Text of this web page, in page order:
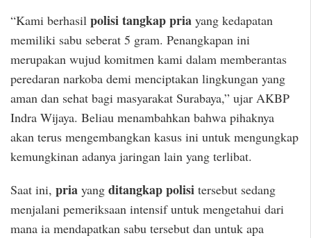
“Kami berhasil polisi tangkap pria yang kedapatan
memiliki sabu seberat 5 gram. Penangkapan ini
merupakan wujud komitmen kami dalam memberantas
peredaran narkoba demi menciptakan lingkungan yang
aman dan sehat bagi masyarakat Surabaya,” ujar AKBP
Indra Wijaya. Beliau menambahkan bahwa pihaknya
akan terus mengembangkan kasus ini untuk mengungkap
kemungkinan adanya jaringan lain yang terlibat.
Saat ini, pria yang ditangkap polisi tersebut sedang
menjalani pemeriksaan intensif untuk mengetahui dari
mana ia mendapatkan sabu tersebut dan untuk apa